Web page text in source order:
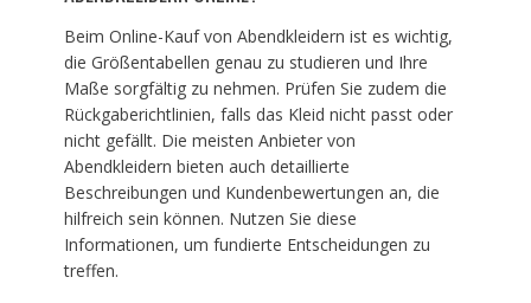
Beim Online-Kauf von Abendkleidern ist es wichtig,
die Größentabellen genau zu studieren und Ihre
Maße sorgfältig zu nehmen. Prüfen Sie zudem die
Rückgaberichtlinien, falls das Kleid nicht passt oder
nicht gefällt. Die meisten Anbieter von
Abendkleidern bieten auch detaillierte
Beschreibungen und Kundenbewertungen an, die
hilfreich sein können. Nutzen Sie diese
Informationen, um fundierte Entscheidungen zu
treffen.